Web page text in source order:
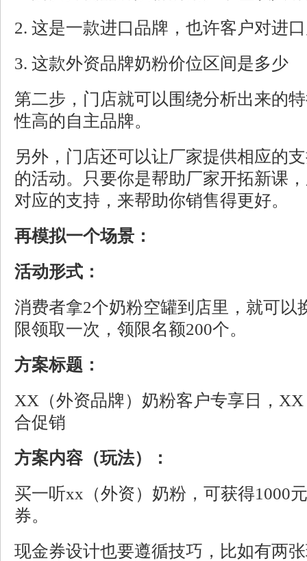
2. 这是一款进口品牌，也许客户对进
3. 这款外资品牌奶粉价位区间是多少
第二步，门店就可以围绕分析出来的
性高的自主品牌。
另外，门店还可以让厂家提供相应的
的活动。只要你是帮助厂家开拓新课
对应的支持，来帮助你销售得更好。
再模拟一个场景：
活动形式：
消费者拿2个奶粉空罐到 店里，就可以
限领取一次，领限名额200个。
方案标题：
XX （外资品牌） 奶粉客户专享日 ， XX
合促销
方案内容 （玩法）
：
买一听xx （外资） 奶粉，可获得1000
券。
现金券设计也要遵循技巧，比如有两